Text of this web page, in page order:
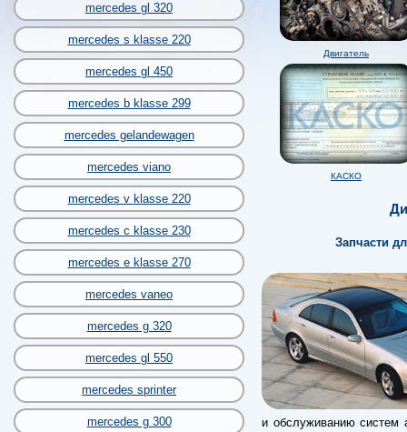
mercedes gl 320
mercedes s klasse 220
mercedes gl 450
mercedes b klasse 299
mercedes gelandewagen
mercedes viano
mercedes v klasse 220
mercedes c klasse 230
mercedes e klasse 270
mercedes vaneo
mercedes g 320
mercedes gl 550
mercedes sprinter
mercedes g 300
Двигатель
КАСКО
Запчасти
и обслуживанию систем